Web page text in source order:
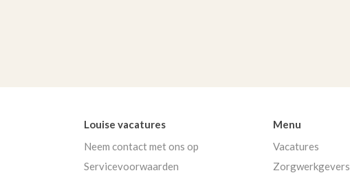
Louise vacatures
Neem contact met ons op
Servicevoorwaarden
Menu
Vacatures
Zorgwerkgevers